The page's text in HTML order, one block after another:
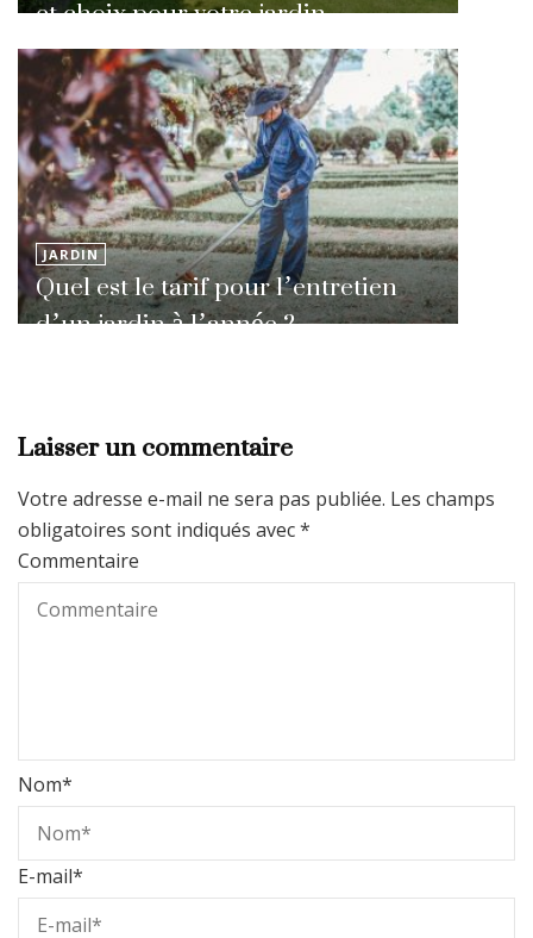
JARDIN
Quel est le tarif pour l’entretien
d’un jardin à l’année ?
Laisser un commentaire
Votre adresse e-mail ne sera pas publiée. Les champs
obligatoires sont indiqués avec*
Commentaire
Nom*
E-mail*